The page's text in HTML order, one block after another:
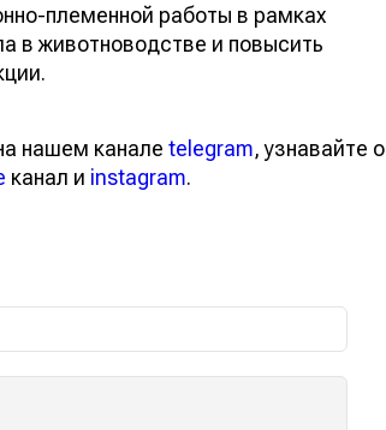
племенной работы в рамках
в животноводстве и повысить
нашем канале telegram, узнавайте о
канал и instagram.